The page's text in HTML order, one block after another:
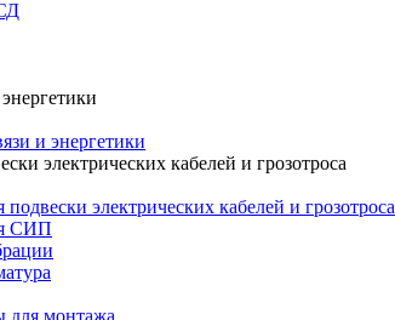
и энергетики
электрических кабелей и грозотроса
электрических кабелей и грозотроса
СИП
для монтажа